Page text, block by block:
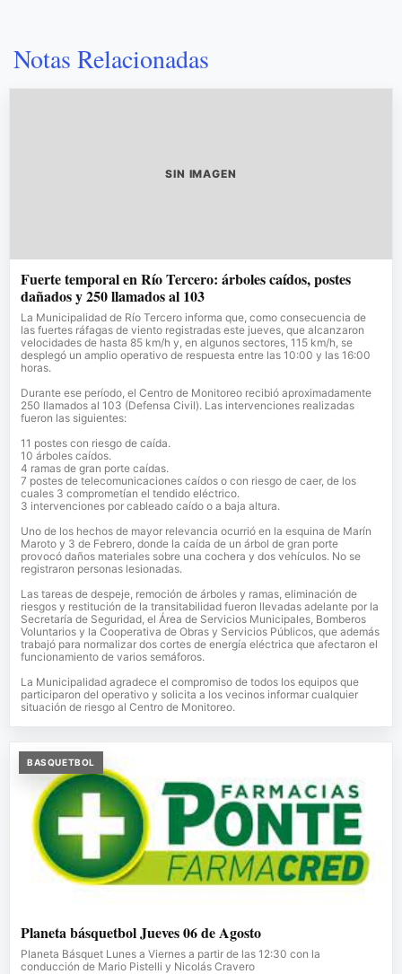
Notas Relacionadas
SIN IMAGEN
Fuerte temporal en Río Tercero: árboles caídos, postes
dañados y 250 llamados al 103
La Municipalidad de Río Tercero informa que, como consecuencia de
las fuertes ráfagas de viento registradas este jueves, que alcanzaron
velocidades de hasta 85 km/h y, en algunos sectores, 115 km/h, se
desplegó un amplio operativo de respuesta entre las 10:00 y las 16:00
horas.
Durante ese período, el Centro de Monitoreo recibió aproximadamente
250 llamados al 103 (Defensa Civil). Las intervenciones realizadas
fueron las siguientes:
11 postes con riesgo de caída.
10 árboles caídos.
4 ramas de gran porte caídas.
7 postes de telecomunicaciones caídos o con riesgo de caer, de los
cuales 3 comprometían el tendido eléctrico.
3 intervenciones por cableado caído o a baja altura.
Uno de los hechos de mayor relevancia ocurrió en la esquina de Marín
Maroto y 3 de Febrero, donde la caída de un árbol de gran porte
provocó daños materiales sobre una cochera y dos vehículos. No se
registraron personas lesionadas.
Las tareas de despeje, remoción de árboles y ramas, eliminación de
riesgos y restitución de la transitabilidad fueron llevadas adelante por la
Secretaría de Seguridad, el Área de Servicios Municipales, Bomberos
Voluntarios y la Cooperativa de Obras y Servicios Públicos, que además
trabajó para normalizar dos cortes de energía eléctrica que afectaron el
funcionamiento de varios semáforos.
La Municipalidad agradece el compromiso de todos los equipos que
participaron del operativo y solicita a los vecinos informar cualquier
situación de riesgo al Centro de Monitoreo.
BASQUETBOL
Planeta básquetbol Jueves 06 de Agosto
Planeta Básquet Lunes a Viernes a partir de las 12:30 con la
conducción de Mario Pistelli y Nicolás Cravero